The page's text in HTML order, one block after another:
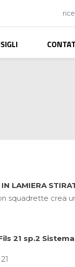
Search
LAMIERA
squadrette crea
21 sp.2 Sistema